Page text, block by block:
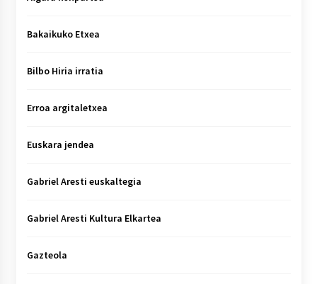
Bakaikuko Etxea
Bilbo Hiria irratia
Erroa argitaletxea
Euskara jendea
Gabriel Aresti euskaltegia
Gabriel Aresti Kultura Elkartea
Gazteola